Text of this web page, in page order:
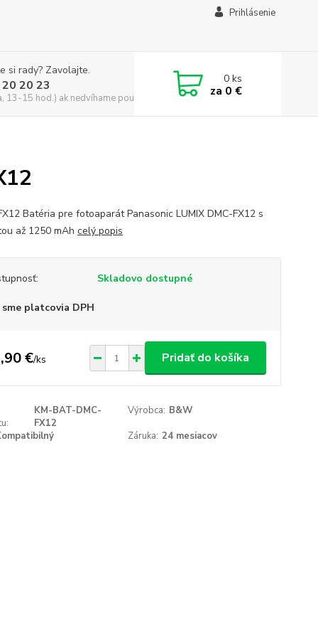
Prihlásenie
si rady? Zavolajte.
20 23
13-15 hod.) ak nedvíhame použite CHATBOX
0ks
za 0 €
Batéria pre fotoaparát Panasonic LUMIX DMC-FX12 s
až 1250 mAh celý popis
Skladovo dostupné
sme platcovia DPH
€/ks Pridať do košíka
KM-BAT-DMC-
FX12
Výrobca: B&W
Záruka: 24 mesiacov